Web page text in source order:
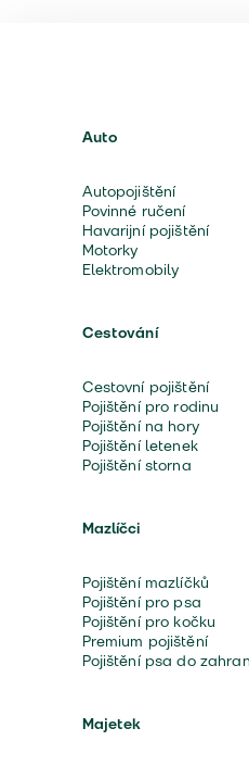
Auto
Autopojištění
Povinné ručení
Havarijní pojištění
Motorky
Elektromobily
Cestování
Cestovní pojištění
Pojištění pro rodinu
Pojištění na hory
Pojištění letenek
Pojištění storna
Mazlíčci
Pojištění mazlíčků
Pojištění pro psa
Pojištění pro kočku
Premium pojištění
Pojištění psa do
Majetek